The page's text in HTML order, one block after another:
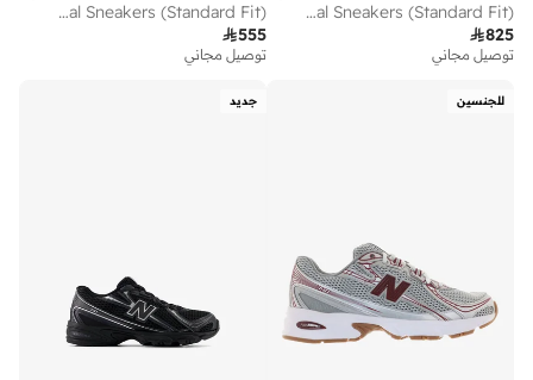
Unisex 740 casual Sneakers (Standard Fit)
825
توصيل مجاني
Kids 740 Bungee Lace casual Sneakers (Standard Fit)
555
توصيل مجاني
للجنسين جديد